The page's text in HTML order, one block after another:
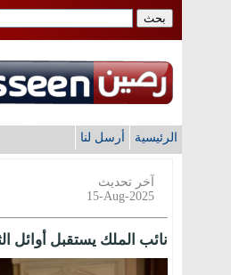
الرئيسية أرسل لنا
آخر تحديث
15-Aug-2025
نائب الملك يستقبل أوائل